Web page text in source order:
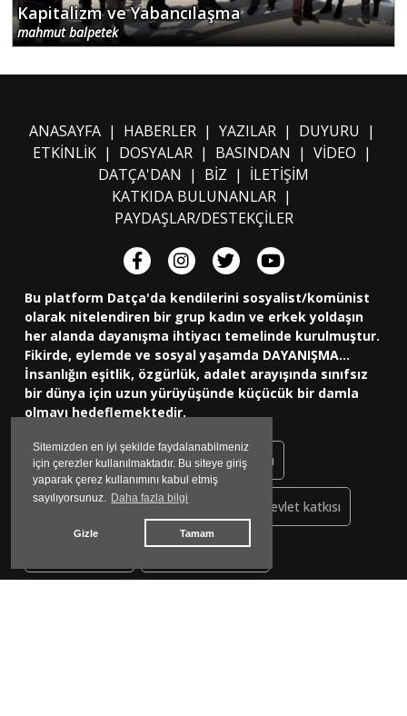
Sitemizden en iyi şekilde faydalanabilmeniz
için çerezler kullanılmaktadır. Bu siteye giriş
yaparak çerez kullanımını kabul etmiş
sayılıyorsunuz. Daha fazla bilgi
Gizle Tamam
Kapitalizm ve Yabancılaşma
mahmut balpetek
ANASAYFA| HABERLER| YAZILAR| DUYURU |
ETKİNLİK| DOSYALAR| BASINDAN | VİDEO |
DATÇA'DAN | BİZ | İLETİŞİM
KATKIDA BULUNANLAR |
PAYDAŞLAR/DESTEKÇİLER
Bu platform Datça'da kendilerini sosyalist/komünist
olarak nitelendiren bir grup kadın ve erkek yoldaşın
her alanda dayanışma ihtiyacı temelinde kurulmuştur.
Fikirde, eylemde ve sosyal yaşamda DAYANIŞMA...
İnsanlığın eşitlik, özgürlük, adalet arayışında sınıfsız
bir dünya için uzun yürüyüşünde küçücük bir damla
olmayı hedeflemektedir.
ABD-Trump görüşmesi alevi katliamı
nobel barış ödülü Che Guevara devlet katkısı
ekoloji mücadelesi